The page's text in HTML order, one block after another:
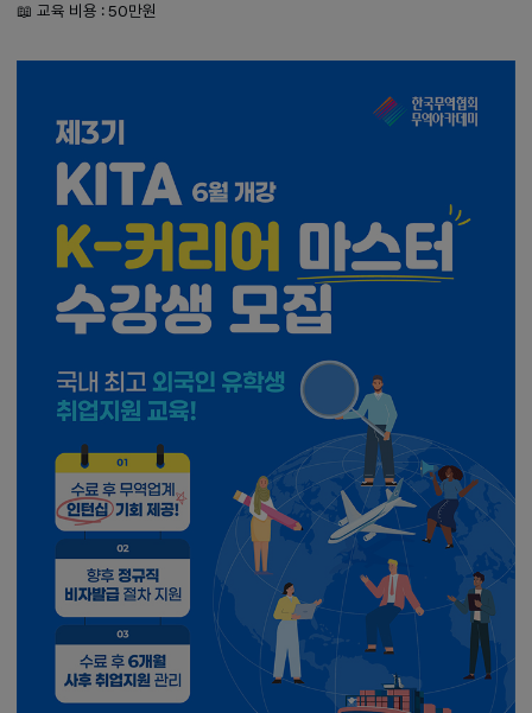
📖 교육 비용 : 50만원